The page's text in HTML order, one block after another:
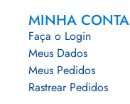
MINHA CONTA
Faça o Login
Meus Dados
Meus Pedidos
Rastrear Pedidos